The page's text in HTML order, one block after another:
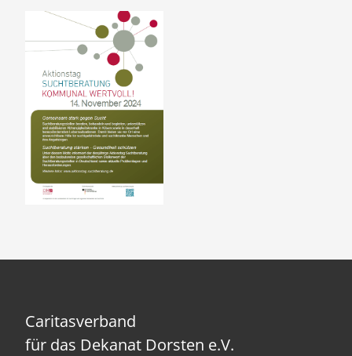
Caritasverband
für das Dekanat Dorsten e.V.